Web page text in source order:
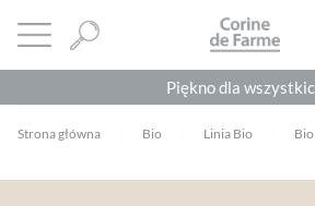
Otwórz menu CORINE DE
Piękno dla
Strona główna Bio Linia Bio